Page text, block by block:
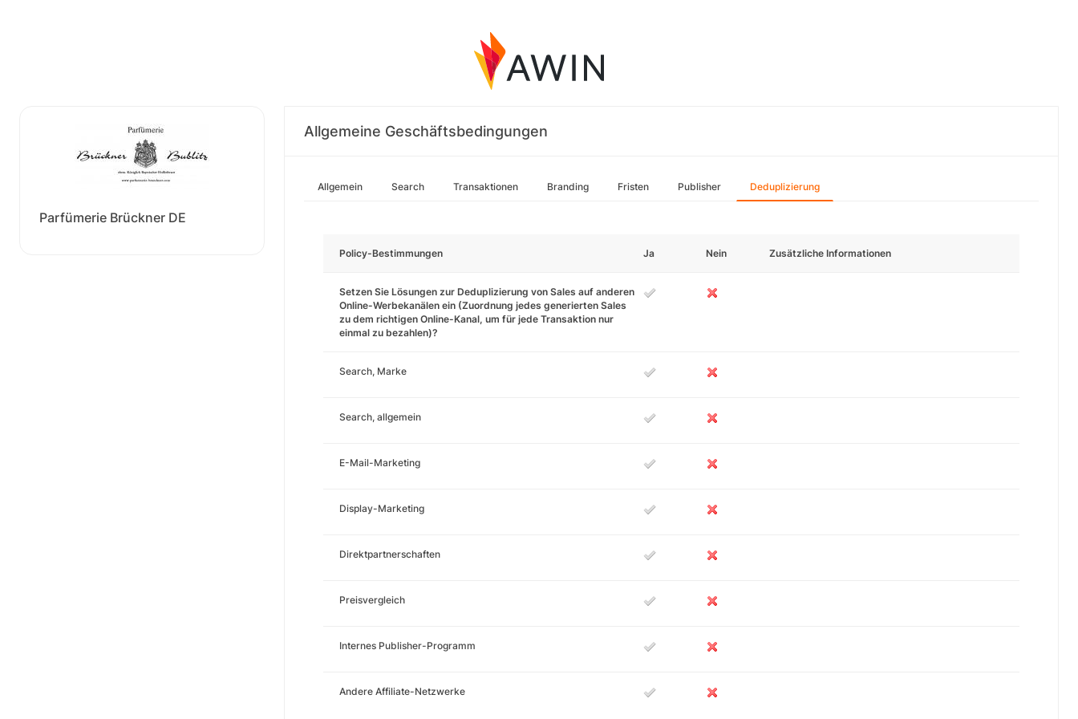
Parfümerie Brückner DE
Allgemeine Geschäftsbedingungen
Allgemein Search Transaktionen Branding Fristen Publisher Deduplizierung
Policy-Bestimmungen Ja Nein Zusätzliche Informationen
Setzen Sie Lösungen zur Deduplizierung von Sales auf anderen
Online-Werbekanälen ein (Zuordnung jedes generierten Sales
zu dem richtigen Online-Kanal, um für jede Transaktion nur
einmal zu bezahlen)?
Search, Marke
Search, allgemein
E-Mail-Marketing
Display-Marketing
Direktpartnerschaften
Preisvergleich
Internes Publisher-Programm
Andere Affiliate-Netzwerke